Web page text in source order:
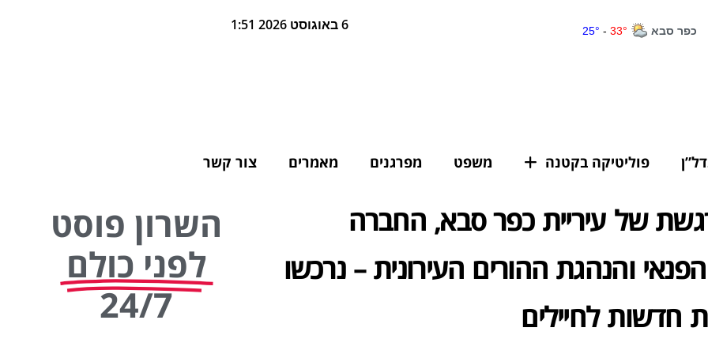
6 באוגוסט 2026 1:51
פוליטיקה בקטנה משפט מפרגנים מאמרים צור קשר
של עיריית כפר סבא, החברה
והנהגת ההורים העירונית – נרכשו
השרון פוסט
לפני כולם
24/7